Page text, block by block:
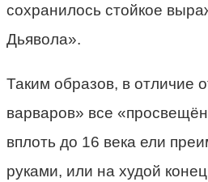
сохранилось стойкое
Дьявола».
Таким образов, в отличие
варваров» все
вплоть до 16 века ели
руками, или на худой